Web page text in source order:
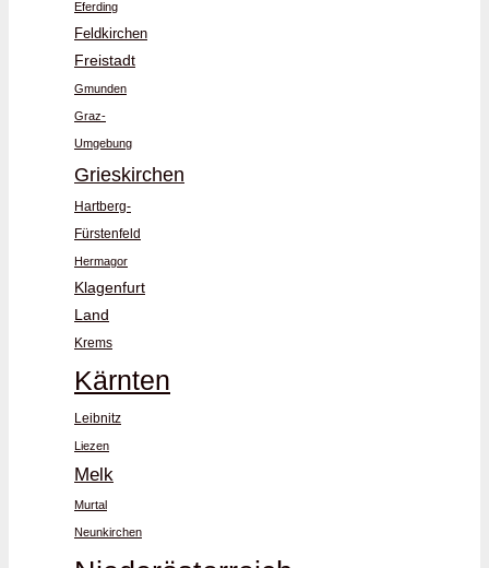
Eferding
Feldkirchen
Freistadt
Gmunden
Graz-
Umgebung
Grieskirchen
Hartberg-
Fürstenfeld
Hermagor
Klagenfurt
Land
Krems
Kärnten
Leibnitz
Liezen
Melk
Murtal
Neunkirchen